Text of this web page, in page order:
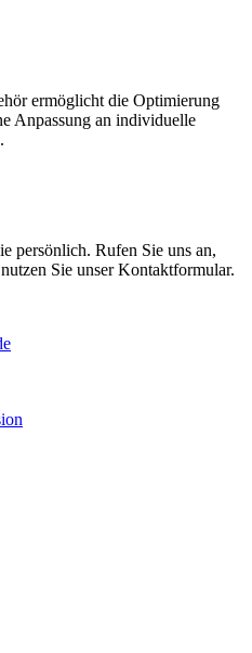
ermöglicht die Optimierung
Anpassung an individuelle
persönlich. Rufen Sie uns an,
Sie unser Kontaktformular.